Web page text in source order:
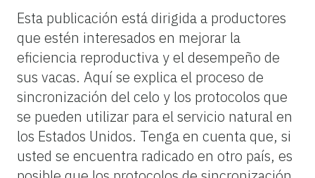
Esta publicación está dirigida a productores
que estén interesados en mejorar la
eficiencia reproductiva y el desempeño de
sus vacas. Aquí se explica el proceso de
sincronización del celo y los protocolos que
se pueden utilizar para el servicio natural en
los Estados Unidos. Tenga en cuenta que, si
usted se encuentra radicado en otro país, es